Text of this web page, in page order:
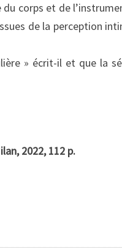
corps et de
de la perception
» écrit-il et que la
2022, 112 p.